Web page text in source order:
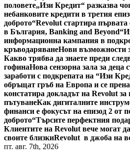
половете„Изи Кредит“ разказва
небанковите кредити в третия
доброто“Revolut стартира
в България, Banking and Beyond
информационна кампания в
кръводаряванеНови възможности
Какво трябва да знаете преди
гофинаНова сензорна зала за деца
заработи с подкрепата на “Изи
обръщат гръб на Европа и се
констатира докладът на Revolut за
пътуванеКак дигиталните
финанси е фокусът на епизод 2 от
доброто“Търсите перфектния
Клиентите на Revolut вече могат
своите близкиRevolut в джоба на
пт. авг. 7th, 2026